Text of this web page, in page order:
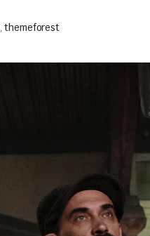
, themeforest